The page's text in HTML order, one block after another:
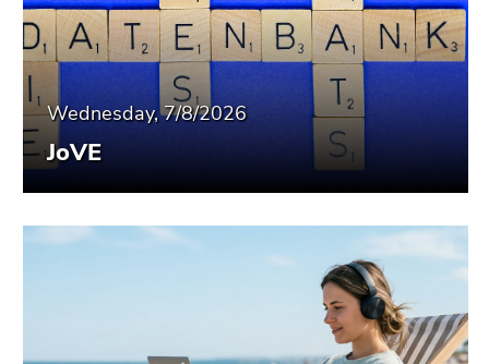
Wednesday, 7/8/2026
JoVE